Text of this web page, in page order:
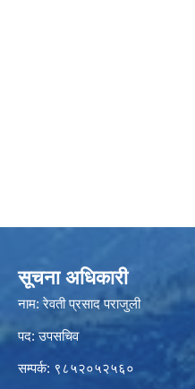
सूचना अधिकारी
नाम: रेवती प्रसाद पराजुली
पद: उपसचिव
सम्पर्क: ९८५२०५२५६०